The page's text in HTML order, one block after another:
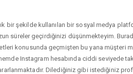
şekilde kullanılan bir sosyal medya
süreler geçirdiğinizi düşünmekteyim.
konusunda geçmişten bu yana müşteri
Instagram hesabında ciddi seviyede
Dilediğiniz gibi istediğiniz